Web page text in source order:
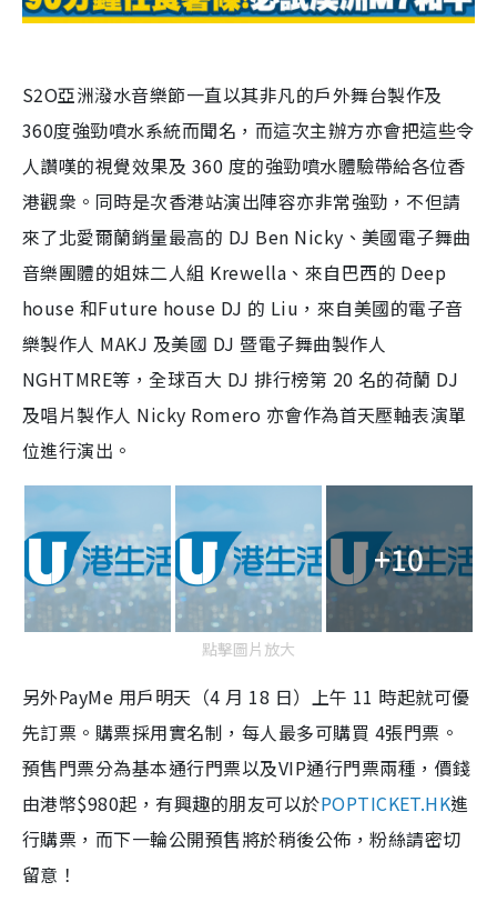
a
V
i
d
e
o
S2O亞洲潑水音樂節一直以其非凡的戶外舞台製作及
360度強勁噴水系統而聞名，而這次主辦方亦會把這些令
人讚嘆的視覺效果及 360 度的強勁噴水體驗帶給各位香
港觀衆。同時是次香港站演出陣容亦非常強勁，不但請
來了北愛爾蘭銷量最高的 DJ Ben Nicky、美國電子舞曲
音樂團體的姐妹二人組 Krewella、來自巴西的 Deep
house 和Future house DJ 的 Liu，來自美國的電子音
樂製作人 MAKJ 及美國 DJ 暨電子舞曲製作人
NGHTMRE等，全球百大 DJ 排行榜第 20 名的荷蘭 DJ
及唱片製作人 Nicky Romero 亦會作為首天壓軸表演單
位進行演出。
+10
點擊圖片放大
另外PayMe 用戶明天（4 月 18 日）上午 11 時起就可優
先訂票。購票採用實名制，每人最多可購買 4張門票。
預售門票分為基本通行門票以及VIP通行門票兩種，價錢
由港幣$980起，有興趣的朋友可以於POPTICKET.HK進
行購票，而下一輪公開預售將於稍後公佈，粉絲請密切
留意！